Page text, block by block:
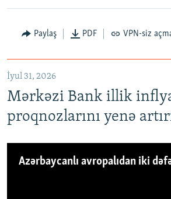
Paylaş PDF VPN-siz
İyul 31, 2026
Mərkəzi Bank illik
proqnozlarını yenə